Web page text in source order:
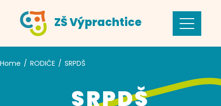
content
ZŠ Výprachtice
SRPDŠ
Home RODIČE SRPDŠ